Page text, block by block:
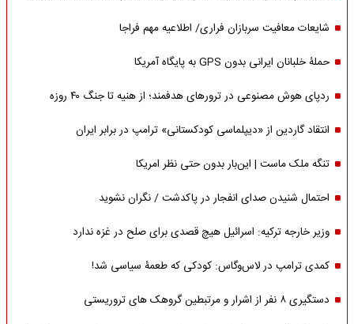
شایعات معافیت سربازان فراری/ اطلاعیه مهم فراجا
حملۀ خلبانان ایرانی بدون GPS به پایگاه آمریکا
ردپای هوش مصنوعی در ترورهای هدفمند؛ از هنیه تا جنگ ۴۰ روزه
انتقاد گاردین از «دیپلماسی کودکستانی» ترامپ در برابر ایران
تنگه ملک ماست | این‌بار بدون حتی نظر امریکا
احتمال شنیدن صدای انفجار در پاکدشت / نگران نشوید
وزیر خارجه ترکیه: اسرائیل هیچ قصدی برای صلح در غزه ندارد
کمدی ترامپ در لاس‌وگاس: کودکی که طعمۀ سیاسی شد!
دستگیری ۸ نفر از اشرار و مرتبطین گروهک های تروریستی